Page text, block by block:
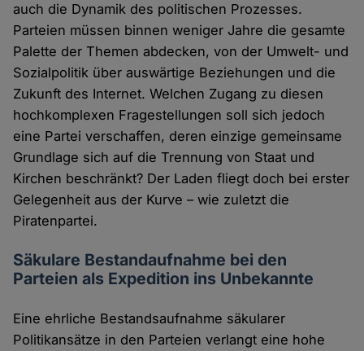
auch die Dynamik des politischen Prozesses.
Parteien müssen binnen weniger Jahre die gesamte
Palette der Themen abdecken, von der Umwelt- und
Sozialpolitik über auswärtige Beziehungen und die
Zukunft des Internet. Welchen Zugang zu diesen
hochkomplexen Fragestellungen soll sich jedoch
eine Partei verschaffen, deren einzige gemeinsame
Grundlage sich auf die Trennung von Staat und
Kirchen beschränkt? Der Laden fliegt doch bei erster
Gelegenheit aus der Kurve – wie zuletzt die
Piratenpartei.
Säkulare Bestandaufnahme bei den
Parteien als Expedition ins Unbekannte
Eine ehrliche Bestandsaufnahme säkularer
Politikansätze in den Parteien verlangt eine hohe